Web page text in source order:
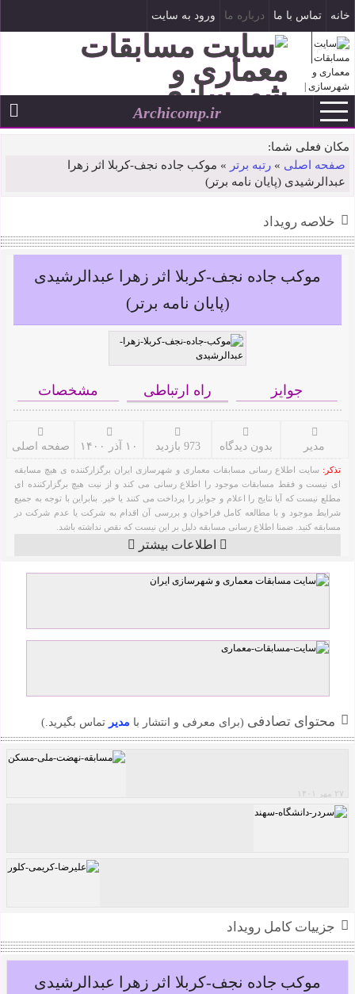
خانه تماس با ما درباره ما ورود به سایت
ثبت نام
۱۶ مرداد ۱۴۰۵Archicomp.ir
مکان فعلی شما:
صفحه اصلی » رتبه برتر » موکب جاده نجف-کربلا اثر زهرا
عبدالرشیدی (پایان نامه برتر)
خلاصه رویداد
موکب جاده نجف-کربلا اثر زهرا عبدالرشیدی
(پایان نامه برتر)
جوایز راه ارتباطی مشخصات
مدیر بدون دیدگاه 973 بازدید ۱۰ آذر ۱۴۰۰ صفحه اصلی
تذکر: سایت اطلاع رسانی مسابقات معماری و شهرسازی ایران برگزارکننده ی هیچ مسابقه
ای نیست و فقط مسابقات موجود را اطلاع رسانی می کند و از نیت هیچ برگزارکننده ای
مطلع نیست که آیا نتایج را اعلام و جوایز را پرداخت می کنند یا خیر. بنابراین با توجه به جمیع
شرایط موجود و با مطالعه کامل فراخوان و بررسی آن اقدام به شرکت یا عدم شرکت در
مسابقه کنید. ضمنا اطلاع رسانی مسابقه دلیل بر این نیست که نقص نداشته باشد.
اطلاعات بیشتر
محتوای تصادفی (برای معرفی و انتشار با مدیر تماس بگیرید.)
مسابقه نهضت ملی مسکن
۲۷ مهر ۱۴۰۱
سردر دانشگاه سهند (رتبه سوم)
علیرضا کریمی کلورجزییات کامل رویداد
موکب جاده نجف-کربلا اثر زهرا عبدالرشیدی